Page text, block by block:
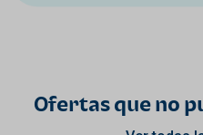
Ofertas que no